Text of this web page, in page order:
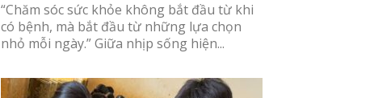
“Chăm sóc sức khỏe không bắt đầu từ khi
có bệnh, mà bắt đầu từ những lựa chọn
nhỏ mỗi ngày.” Giữa nhịp sống hiện...